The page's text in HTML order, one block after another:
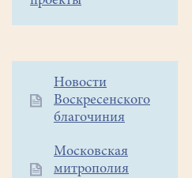
Дополнительное
меню
Новости
Воскресенского
благочиния
Московская
митрополия